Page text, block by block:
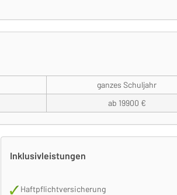
ganzes Schuljahr
ab 19900 €
Inklusivleistungen
Haftpflichtversicherung